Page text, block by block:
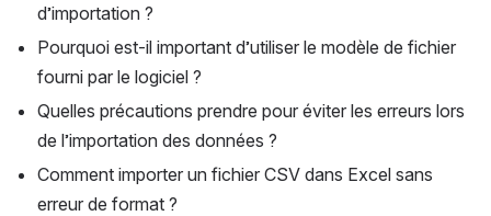
d’importation ?
Pourquoi est-il important d’utiliser le modèle de fichier
fourni par le logiciel ?
Quelles précautions prendre pour éviter les erreurs lors
de l’importation des données ?
Comment importer un fichier CSV dans Excel sans
erreur de format ?